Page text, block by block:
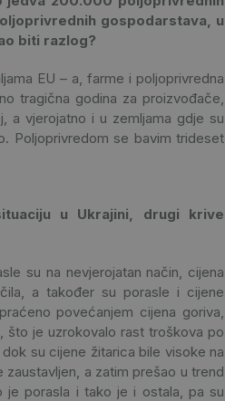
gospodarstava, u
biti razlog?
EU – a, farme i poljoprivredna
tragična godina za proizvođače,
a vjerojatno i u zemljama gdje su
Poljoprivredom se bavim trideset
u Ukrajini, drugi krive
su na nevjerojatan način, cijena
a također su porasle i cijene
povećanjem cijena goriva,
što je uzrokovalo rast troškova po
su cijene žitarica bile visoke na
a zatim prešao u trend
je porasla i tako je i ostala, pa su